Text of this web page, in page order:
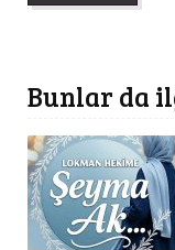
Bunlar da